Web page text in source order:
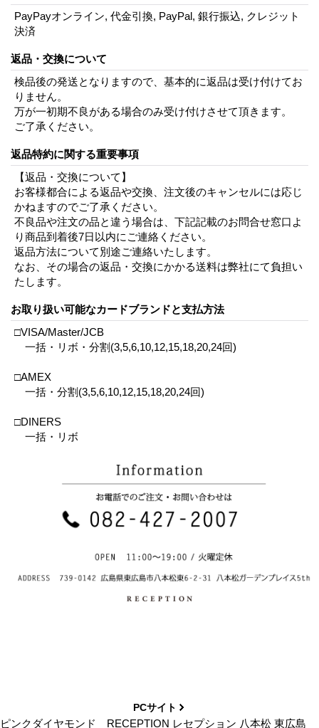
PayPayオンライン, 代金引換, PayPal, 銀行振込, クレジット
決済
返品・交換について
検品後の発送となりますので、基本的に返品は受け付けてお
りません。
万が一初期不良がある場合のみ受け付けさせて頂きます。
ご了承ください。
返品特約に関する重要事項
【返品・交換について】
お客様都合による返品や交換、注文後のキャンセルには応じ
かねますのでご了承ください。
不良品や注文の品と違う場合は、下記記載のお問合せ窓口よ
り商品到着後7日以内にご連絡ください。
返品方法について別途ご連絡いたします。
なお、その場合の返品・交換にかかる送料は弊社にて負担い
たします。
お取り扱い可能なカードブランドと支払方法
□VISA/Master/JCB
一括・リボ・分割(3,5,6,10,12,15,18,20,24回)
□AMEX
一括・分割(3,5,6,10,12,15,18,20,24回)
□DINERS
一括・リボ
PCサイト
ピンクダイヤモンド RECEPTION レセプション 八本松 東広島